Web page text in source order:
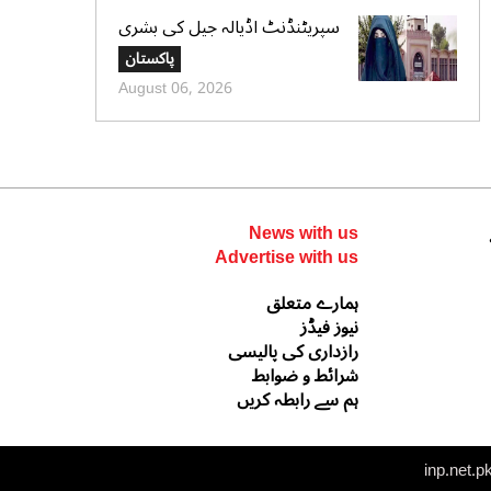
سپریٹنڈنٹ اڈیالہ جیل کی بشری
بی بی کی قیدِ تنہائی اور امتیازی
سلوک کے الزامات کی تردید،
تحریری جواب جمع کرادیا
پاکستان
August 06, 2026
News with us
Advertise with us
ہمارے متعلق
نیوز فیڈز
رازداری کی پالیسی
شرائط و ضوابط
ہم سے رابطہ کریں